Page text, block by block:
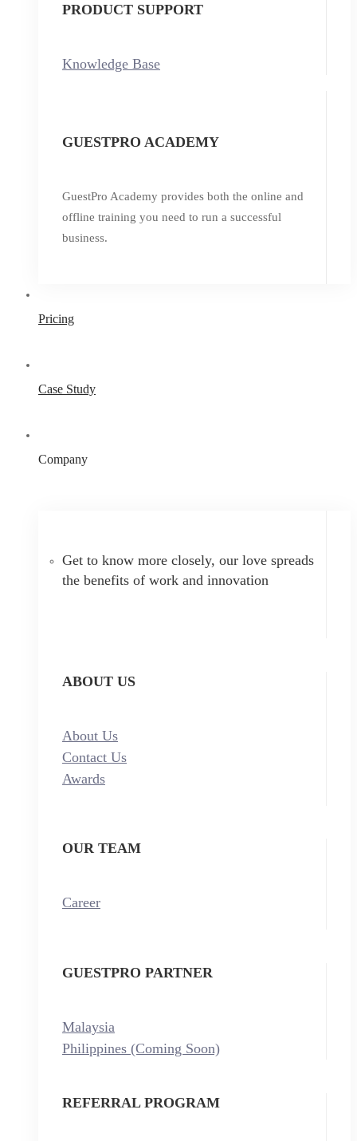
PRODUCT SUPPORT
Knowledge Base
GUESTPRO ACADEMY
GuestPro Academy provides both the online and
offline training you need to run a successful
business.
Pricing
Case Study
Company
Get to know more closely, our love spreads
the benefits of work and innovation
ABOUT US
About Us
Contact Us
Awards
OUR TEAM
Career
GUESTPRO PARTNER
Malaysia
Philippines (Coming Soon)
REFERRAL PROGRAM